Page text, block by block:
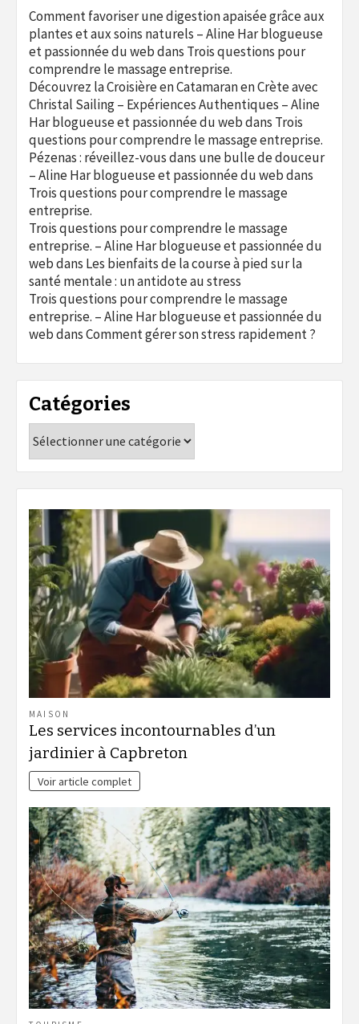
Comment favoriser une digestion apaisée grâce aux
plantes et aux soins naturels – Aline Har blogueuse
et passionnée du webdans Trois questions pour
comprendre le massage entreprise.
Découvrez la Croisière en Catamaran en Crète avec
Christal Sailing – Expériences Authentiques – Aline
Har blogueuse et passionnée du webdans Trois
questions pour comprendre le massage entreprise.
Pézenas : réveillez-vous dans une bulle de douceur
– Aline Har blogueuse et passionnée du webdans
Trois questions pour comprendre le massage
entreprise.
Trois questions pour comprendre le massage
entreprise. – Aline Har blogueuse et passionnée du
webdans Les bienfaits de la course à pied sur la
santé mentale : un antidote au stress
Trois questions pour comprendre le massage
entreprise. – Aline Har blogueuse et passionnée du
webdansComment gérer son stress rapidement ?
Catégories
MAISON
Les services incontournables d’un
jardinier à Capbreton
Voir article complet